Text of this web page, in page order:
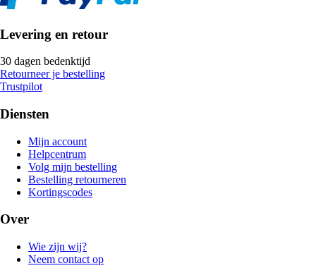
Levering en retour
30 dagen bedenktijd
Retourneer je bestelling
Trustpilot
Diensten
Mijn account
Helpcentrum
Volg mijn bestelling
Bestelling retourneren
Kortingscodes
Over
Wie zijn wij?
Neem contact op